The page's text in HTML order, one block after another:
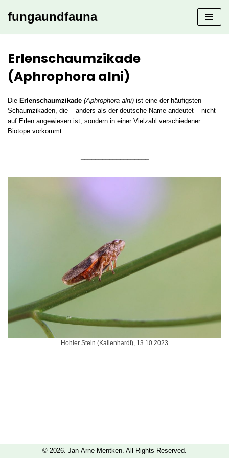
fungaundfauna
Erlenschaumzikade
(Aphrophora alni)
Die Erlenschaumzikade (Aphrophora alni) ist eine der häufigsten
Schaumzikaden, die – anders als der deutsche Name andeutet – nicht
auf Erlen angewiesen ist, sondern in einer Vielzahl verschiedener
Biotope vorkommt.
Hohler Stein (Kallenhardt), 13.10.2023
© 2026. Jan-Arne Mentken. All Rights Reserved.